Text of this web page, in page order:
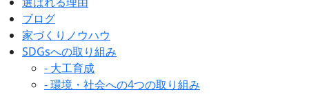
ブログ
家づくりノウハウ
SDGsへの取り組み
- 大工育成
- 環境・社会への4つの取り組み